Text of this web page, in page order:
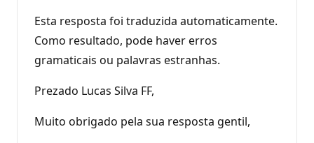
Esta resposta foi traduzida automaticamente.
Como resultado, pode haver erros
gramaticais ou palavras estranhas.
Prezado Lucas Silva FF,
Muito obrigado pela sua resposta gentil,